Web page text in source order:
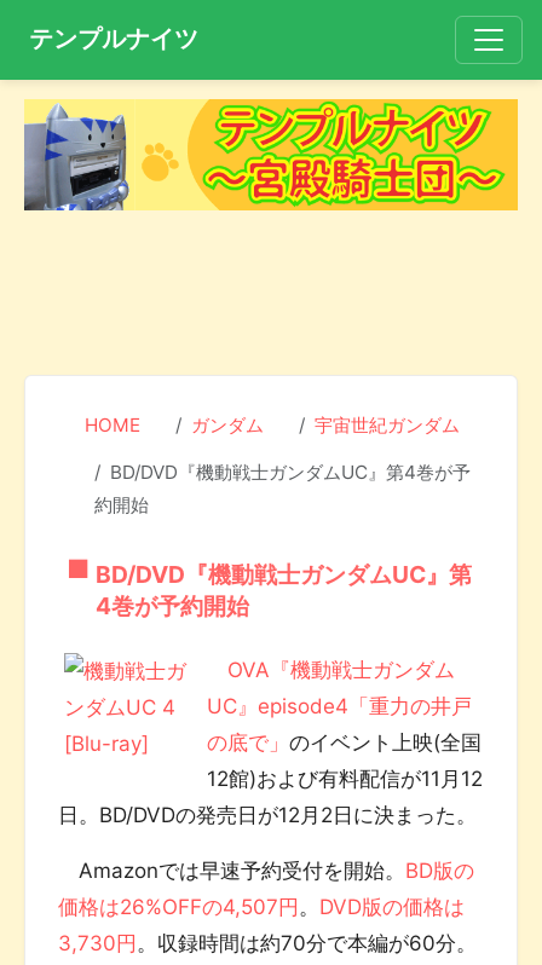
テンプルナイツ
HOME ガンダム 宇宙世紀ガンダム
BD/DVD『機動戦士ガンダムUC』第4巻が予
約開始
BD/DVD『機動戦士ガンダムUC』第
4巻が予約開始
OVA『機動戦士ガンダム
UC』episode4「重力の井戸
の底で」 のイベント上映(全国
12館)および有料配信が11月12
日。BD/DVDの発売日が12月2日に決まった。
Amazonでは早速予約受付を開始。 BD版の
価格は26%OFFの4,507円 。 DVD版の価格は
3,730円 。収録時間は約70分で本編が60分。